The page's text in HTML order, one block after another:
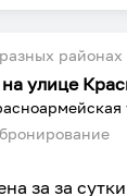
районах
улице
заза сутки